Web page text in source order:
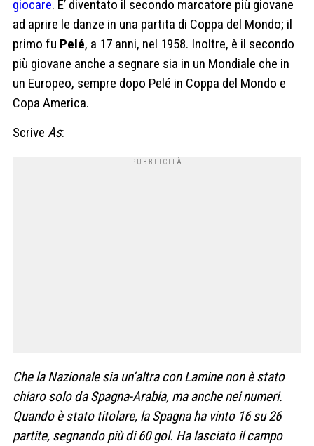
giocare. E’ diventato il secondo marcatore più giovane
ad aprire le danze in una partita di Coppa del Mondo; il
primo fu Pelé, a 17 anni, nel 1958. Inoltre, è il secondo
più giovane anche a segnare sia in un Mondiale che in
un Europeo, sempre dopo Pelé in Coppa del Mondo e
Copa America.
Scrive As:
Che la Nazionale sia un’altra con Lamine non è stato
chiaro solo da Spagna-Arabia, ma anche nei numeri.
Quando è stato titolare, la Spagna ha vinto 16 su 26
partite, segnando più di 60 gol. Ha lasciato il campo